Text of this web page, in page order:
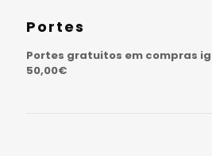
Portes
Portes gratuitos em compras
50,00€